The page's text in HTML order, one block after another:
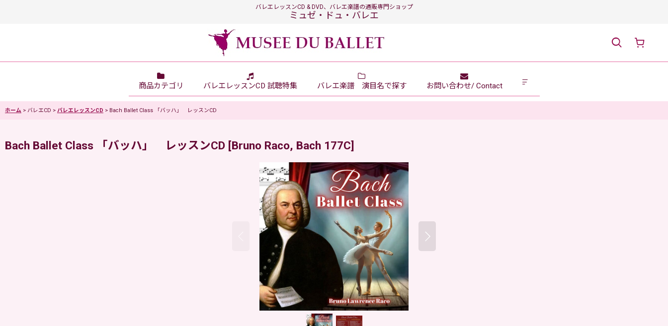
バレエレッスンCD & DVD、バレエ楽譜の通販専門ショップ
ミュゼ・ドュ・バレエ
商品カテゴリ バレエレッスンCD 試聴特集 バレエ楽譜 演目名で探す お問い合わせ/ Contact
ホーム > バレエCD > バレエレッスンCD > Bach Ballet Class 「バッハ」 レッスンCD
Bach Ballet Class 「バッハ」 レッスンCD [Bruno Raco, Bach 177C]